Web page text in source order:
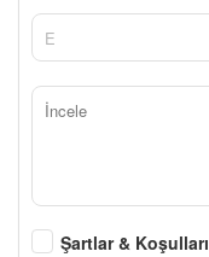
Şartlar & Koşulları